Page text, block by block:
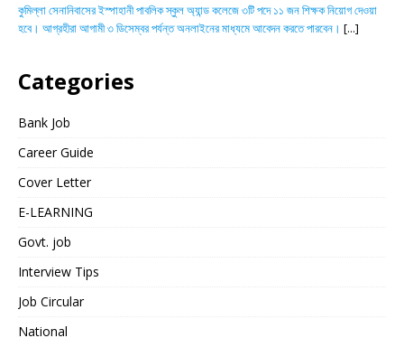
কুমিল্লা সেনানিবাসের ইস্পাহানী পাবলিক স্কুল অ্যান্ড কলেজে ৩টি পদে ১১ জন শিক্ষক নিয়োগ দেওয়া
হবে। আগ্রহীরা আগামী ৩ ডিসেম্বর পর্যন্ত অনলাইনের মাধ্যমে আবেদন করতে পারবেন। [...]
Categories
Bank Job
Career Guide
Cover Letter
E-LEARNING
Govt. job
Interview Tips
Job Circular
National